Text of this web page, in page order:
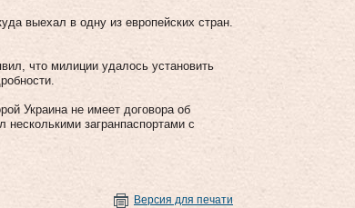
выехал в одну из европейских стран.
что милиции удалось установить
Украина не имеет договора об
загранпаспортами с
Версия для печати